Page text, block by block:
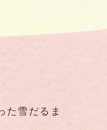
た雪だるま